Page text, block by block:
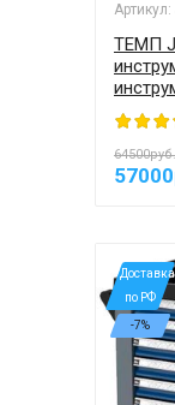
ТЕМП
64500руб.
*Доставка
по РФ
-7%